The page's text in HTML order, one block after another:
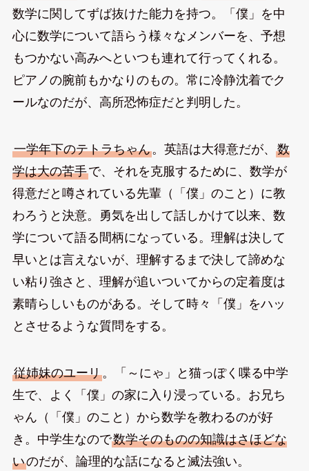
数学に関してずば抜けた能力を持つ。「僕」を中
心に数学について語らう様々なメンバーを、予想
もつかない高みへといつも連れて行ってくれる。
ピアノの腕前もかなりのもの。常に冷静沈着でク
ールなのだが、高所恐怖症だと判明した。
一学年下のテトラちゃん。英語は大得意だが、 数
学は大の苦手で、それを克服するために、数学が
得意だと噂されている先輩（「僕」のこと）に教
わろうと決意。勇気を出して話しかけて以来、数
学について語る間柄になっている。理解は決して
早いとは言えないが、理解するまで決して諦めな
い粘り強さと、理解が追いついてからの定着度は
素晴らしいものがある。そして時々「僕」をハッ
とさせるような質問をする。
従姉妹のユーリ。「～にゃ」と猫っぽく喋る中学
生で、よく「僕」の家に入り浸っている。お兄ち
ゃん（「僕」のこと）から数学を教わるのが好
き。中学生なので数学そのものの知識はさほどな
いのだが、論理的な話になると滅法強い。